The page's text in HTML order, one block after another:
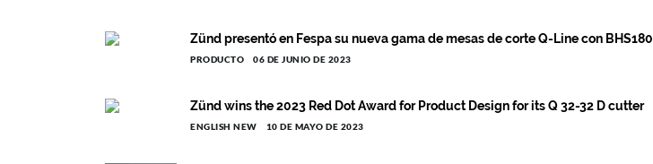
Zünd presentó en Fespa su nueva gama de mesas de corte Q-Line con BHS180
PRODUCTO 06 DE JUNIO DE 2023
Zünd wins the 2023 Red Dot Award for Product Design for its Q 32-32 D cutter
ENGLISH NEW 10 DE MAYO DE 2023